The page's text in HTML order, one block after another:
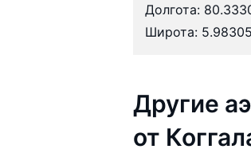
Долгота:
Широта:
Другие
от